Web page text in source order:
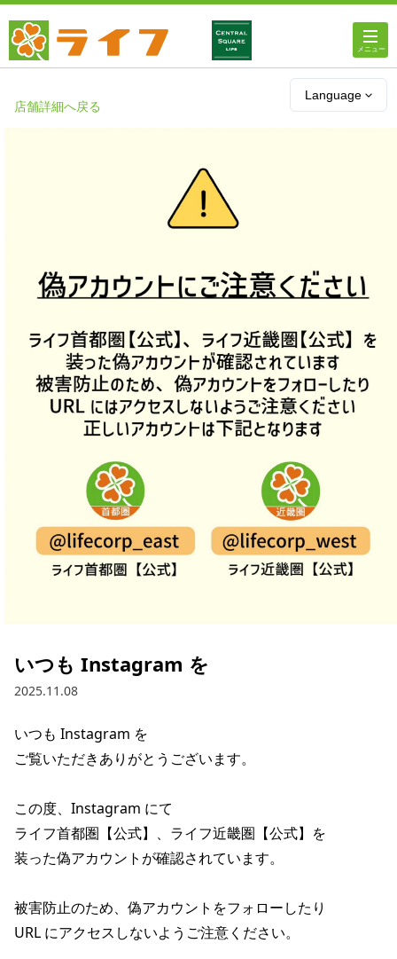
Language
オンラインストア
企業情報
IR情報
採用情報
お問い合わせ
Contact us in English
店舗詳細へ戻る
いつも Instagram を
2025.11.08
いつも Instagram を
ご覧いただきありがとうございます。
この度、Instagram にて
ライフ首都圏【公式】、ライフ近畿圏【公式】を
装った偽アカウントが確認されています。
被害防止のため、偽アカウントをフォローしたり
URL にアクセスしないようご注意ください。